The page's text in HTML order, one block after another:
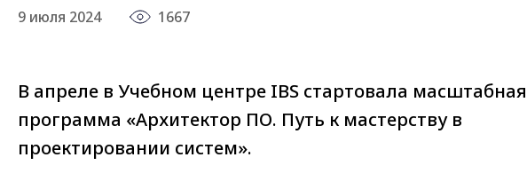
9 июля 2024 1667
В апреле в Учебном центре IBS стартовала масштабная
программа «Архитектор ПО. Путь к мастерству в
проектировании систем».